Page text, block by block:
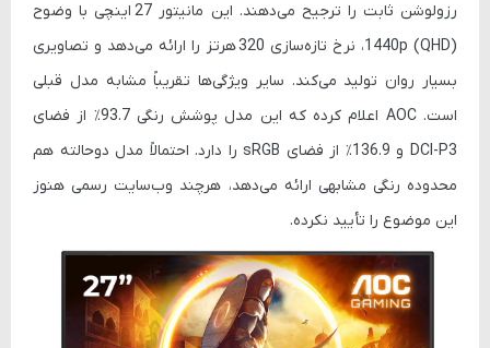
رزولوشن ثابت را ترجیح می‌دهند. این مانیتور 27 اینچی
با وضوح
1440p (QHD)، نرخ تازه‌سازی 320 هرتز
را ارائه می‌دهد و تصاویری
بسیار روان تولید می‌کند. سایر ویژگی‌ها تقریباً مشابه مدل قبلی
است. AOC اعلام کرده که این مدل پوشش رنگی
93.7٪ از فضای
DCI-P3و 136.9٪ از فضای sRGB
را دارد. احتمالاً مدل دوحالته هم
محدوده رنگی مشابهی ارائه می‌دهد، هرچند وب‌سایت رسمی هنوز
این موضوع را تأیید نکرده.